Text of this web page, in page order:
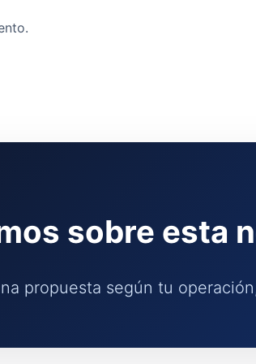
sobre esta
propuesta según tu